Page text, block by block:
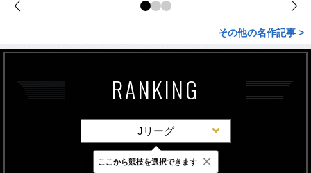
その他の名作記事 >
RANKING
Jリーグ
最新 24時間 週間
ここから競技を選択できます ×